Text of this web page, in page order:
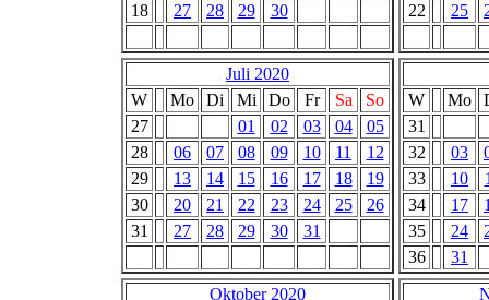
18
27 28 29 30
22
25
Juli 2020
W
Mo Di Mi Do Fr Sa
So
27
01 02 03 04
05
28
06 07 08 09 10 11
12
29
13 14 15 16 17 18
19
30
20 21 22 23 24 25
26
31
27 28 29 30 31
W Mo
31
32
03
33
10
34
17
35
24
36
31
Oktober 2020